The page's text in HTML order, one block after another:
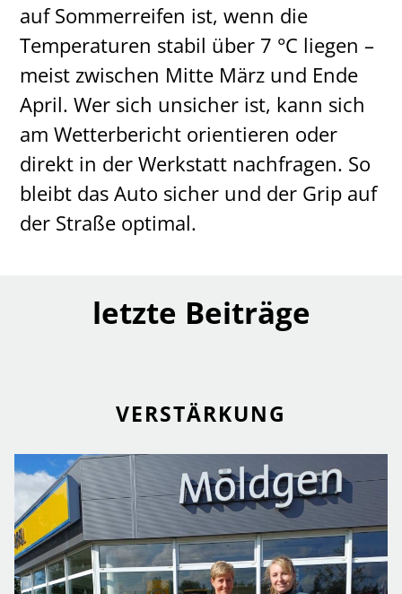
auf Sommerreifen ist, wenn die
Temperaturen stabil über 7 °C liegen –
meist zwischen Mitte März und Ende
April. Wer sich unsicher ist, kann sich
am Wetterbericht orientieren oder
direkt in der Werkstatt nachfragen. So
bleibt das Auto sicher und der Grip auf
der Straße optimal.
letzte Beiträge
VERSTÄRKUNG